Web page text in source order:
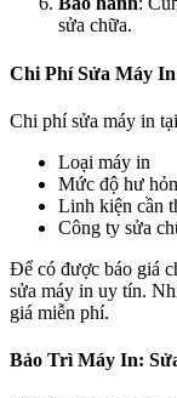
sửa chữa.
Chi Phí Sửa Máy
Chi phí sửa máy in
Loại máy in
Mức độ hư
Linh kiện cần
Công ty sửa
Để có được báo giá
sửa máy in uy tín.
giá miễn phí.
Bảo Trì Máy In: